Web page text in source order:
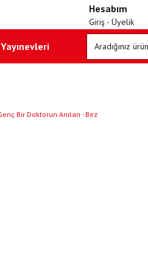
Hesabım
Giriş - Üyelik
Yayınevleri